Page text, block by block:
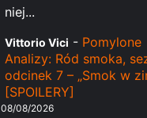
niej...
Vittorio Vici - Pomylone
Analizy: Ród smoka,
odcinek 7 – „Smok w
[SPOILERY]
08/08/2026